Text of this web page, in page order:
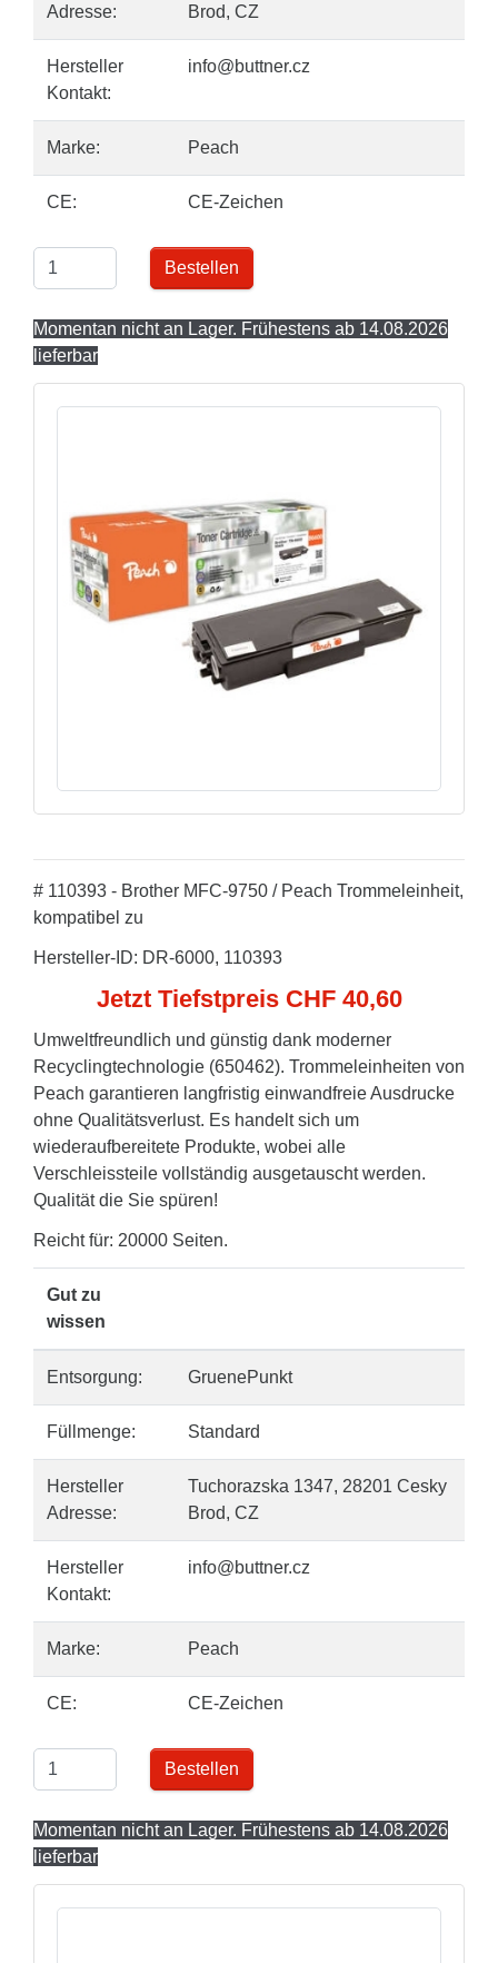
Adresse: Brod, CZ
Hersteller
Kontakt:
info@buttner.cz
Marke: Peach
CE: CE-Zeichen
Bestellen
Momentan nicht an Lager. Frühestens ab 14.08.2026
lieferbar
# 110393 - Brother MFC-9750 / Peach Trommeleinheit,
kompatibel zu
Hersteller-ID: DR-6000, 110393
Jetzt Tiefstpreis CHF 40,60
Umweltfreundlich und günstig dank moderner
Recyclingtechnologie (650462). Trommeleinheiten von
Peach garantieren langfristig einwandfreie Ausdrucke
ohne Qualitätsverlust. Es handelt sich um
wiederaufbereitete Produkte, wobei alle
Verschleissteile vollständig ausgetauscht werden.
Qualität die Sie spüren!
Reicht für: 20000 Seiten.
Gut zu
wissen
Entsorgung: GruenePunkt
Füllmenge: Standard
Hersteller
Adresse:
Tuchorazska 1347, 28201 Cesky
Brod, CZ
Hersteller
Kontakt:
info@buttner.cz
Marke: Peach
CE: CE-Zeichen
Bestellen
Momentan nicht an Lager. Frühestens ab 14.08.2026
lieferbar